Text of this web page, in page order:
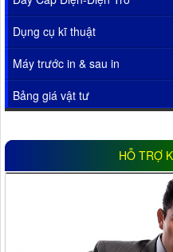
Dụng cụ kĩ thuật
Máy trước in & sau in
Bảng giá vật tư
HỖ TRỢ